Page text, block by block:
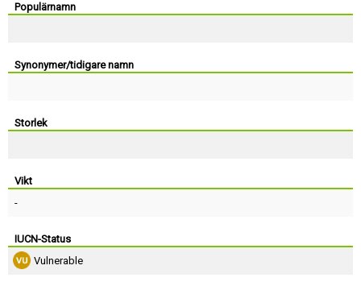
Populärnamn
Synonymer/tidigare namn
Storlek
Vikt
-
IUCN-Status
Vulnerable